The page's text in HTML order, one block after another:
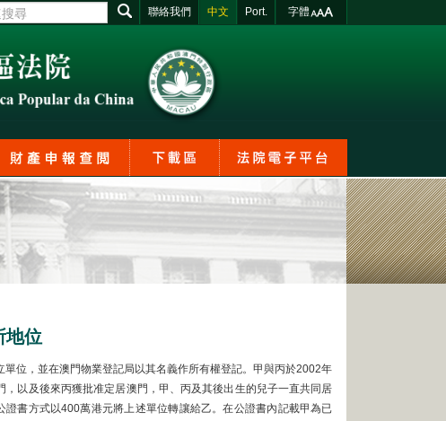
聯絡我們 中文 Port. 字體
地位
位，並在澳門物業登記局以其名義作所有權登記。甲與丙於2002年
以及後來丙獲批准定居澳門，甲、丙及其後出生的兒子一直共同居
書方式以400萬港元將上述單位轉讓給乙。在公證書內記載甲為已